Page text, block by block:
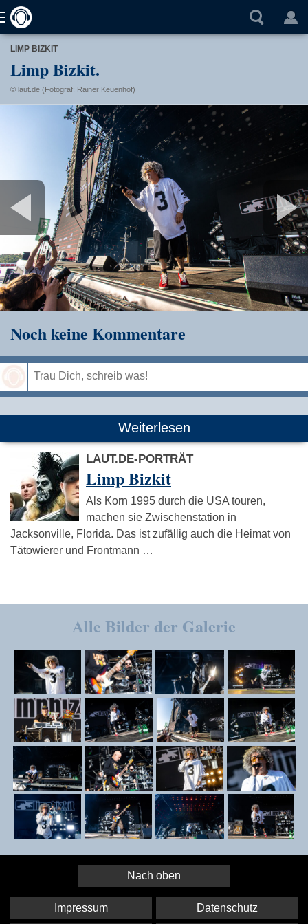
LIMP BIZKIT
Limp Bizkit.
© laut.de (Fotograf: Rainer Keuenhof)
Noch keine Kommentare
Weiterlesen
LAUT.DE-PORTRÄT
Limp Bizkit
Als Korn 1995 durch die USA touren,
machen sie Zwischenstation in
Jacksonville, Florida. Das ist zufällig auch die Heimat von
Tätowierer und Frontmann …
Alle Bilder der Galerie
Nach oben
Impressum Datenschutz